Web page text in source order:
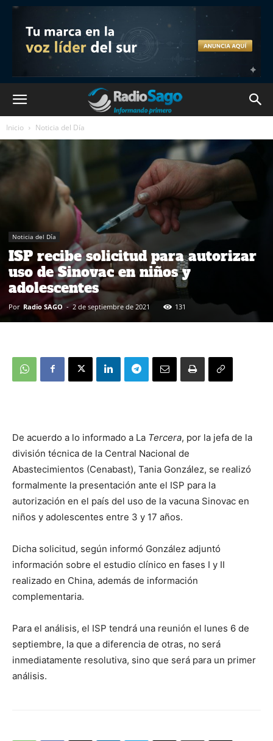
Inicio Noticia del Día
Noticia del Día
ISP recibe solicitud para autorizar
uso de Sinovac en niños y
adolescentes
Por Radio SAGO - 2 de septiembre de 2021 131
De acuerdo a lo informado a La Tercera, por la jefa de la
división técnica de la Central Nacional de
Abastecimientos (Cenabast), Tania González, se realizó
formalmente la presentación ante el ISP para la
autorización en el país del uso de la vacuna Sinovac en
niños y adolescentes entre 3 y 17 años.
Dicha solicitud, según informó González adjuntó
información sobre el estudio clínico en fases I y II
realizado en China, además de información
complementaria.
Para el análisis, el ISP tendrá una reunión el lunes 6 de
septiembre, la que a diferencia de otras, no será
inmediatamente resolutiva, sino que será para un primer
análisis.